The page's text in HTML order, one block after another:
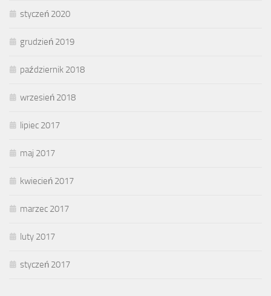
styczeń 2020
grudzień 2019
październik 2018
wrzesień 2018
lipiec 2017
maj 2017
kwiecień 2017
marzec 2017
luty 2017
styczeń 2017